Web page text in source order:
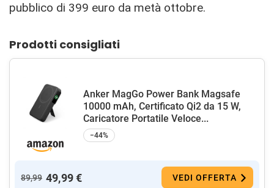
pubblico di 399 euro da metà ottobre.
Prodotti consigliati
Anker MagGo Power Bank Magsafe
10000 mAh, Certificato Qi2 da 15 W,
Caricatore Portatile Veloce...
−44%
89,99 49,99 € VEDI OFFERTA